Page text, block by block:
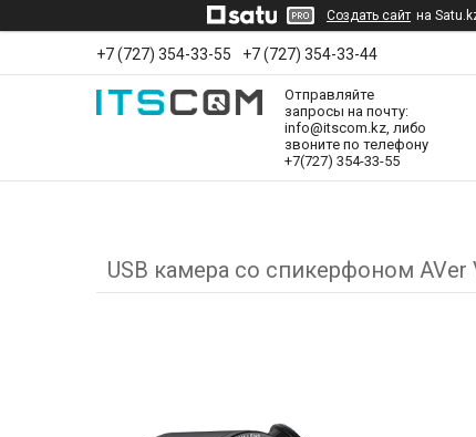
Создать сайт на
+7 (727) 354-33-55 +7 (727) 354-33-44
Отправляйте
запросы на почту:
info@itscom.kz, либо
звоните по телефону
+7(727) 354-33-55
USB камера со спикерфоном AVer